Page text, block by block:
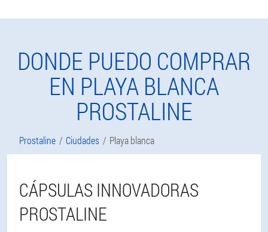
DONDE PUEDO COMPRAR
EN PLAYA BLANCA
PROSTALINE
Prostaline Ciudades Playa blanca
CÁPSULAS INNOVADORAS
PROSTALINE